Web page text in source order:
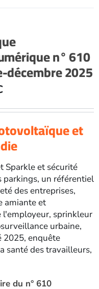
n° 610
décembre 2025
et
Sparkle et sécurité
parkings, un référentiel
des entreprises,
amiante et
l'employeur, sprinkleur
urbaine,
2025, enquête
santé des travailleurs,
du n° 610